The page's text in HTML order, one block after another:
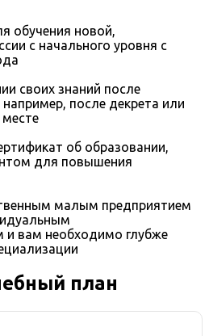
обучения новой,
с начального уровня с
своих знаний после
после декрета или
об образовании,
для повышения
малым предприятием
и вам необходимо глубже
план